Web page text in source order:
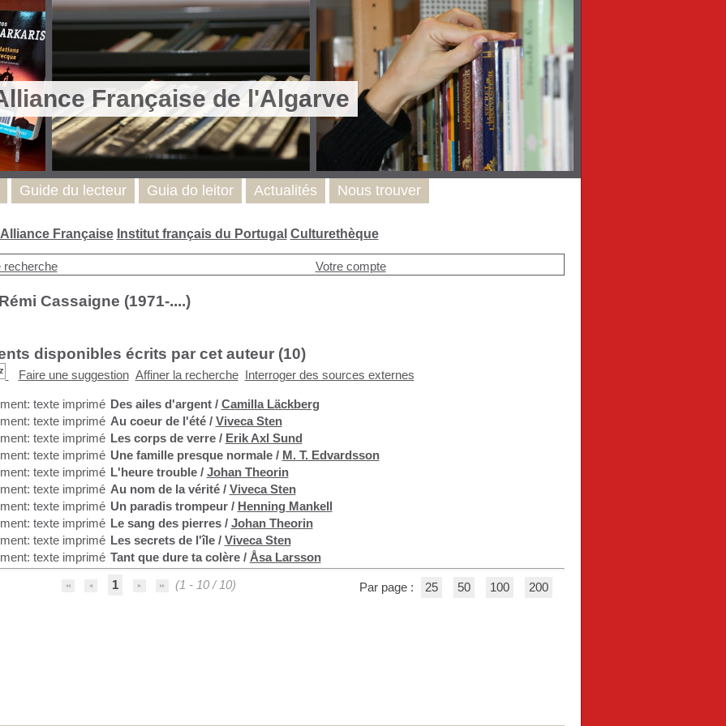
Française de l'Algarve
Française Institut français du Portugal Culturethèque
recherche Votre compte
Cassaigne (1971-....)
disponibles écrits par cet auteur (10)
Faire une suggestion Affiner la recherche Interroger des sources externes
Des ailes d'argent/ Camilla Läckberg
Au coeur de l'été/ Viveca Sten
Les corps de verre/ Erik Axl Sund
Une famille presque normale/ M. T. Edvardsson
L'heure trouble/ Johan Theorin
Au nom de la vérité/ Viveca Sten
Un paradis trompeur/ Henning Mankell
Le sang des pierres/ Johan Theorin
Les secrets de l'île/ Viveca Sten
Tant que dure ta colère/ Åsa Larsson
1 (1 - 10 / 10) Par page : 25 50 100 200
Guide du lecteur Guia do leitor Actualités Nous trouver